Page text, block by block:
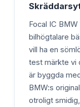
Focal IC
bilhögtalare
vill ha en
test märkte vi
är byggda
BMW:s
otroligt